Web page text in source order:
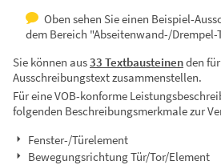
Oben sehen Sie einen Beispiel-
dem Bereich "Abseitenwand-/Drempel-
Sie können aus33 Textbausteinenden
Ausschreibungstext zusammenstellen.
Für eine VOB-konforme
folgenden Beschreibungsmerkmale zur
Fenster-/Türelement
Bewegungsrichtung Tür/Tor/Element